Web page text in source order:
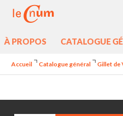
À PROPOS CATALOGUE
Accueil Catalogue général Gillet de